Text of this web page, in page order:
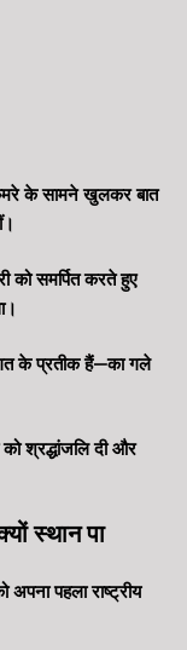
के सामने खुलकर बात
को समर्पित करते हुए
के प्रतीक हैं—का गले
को श्रद्धांजलि दी और
स्थान पा
पहला राष्ट्रीय